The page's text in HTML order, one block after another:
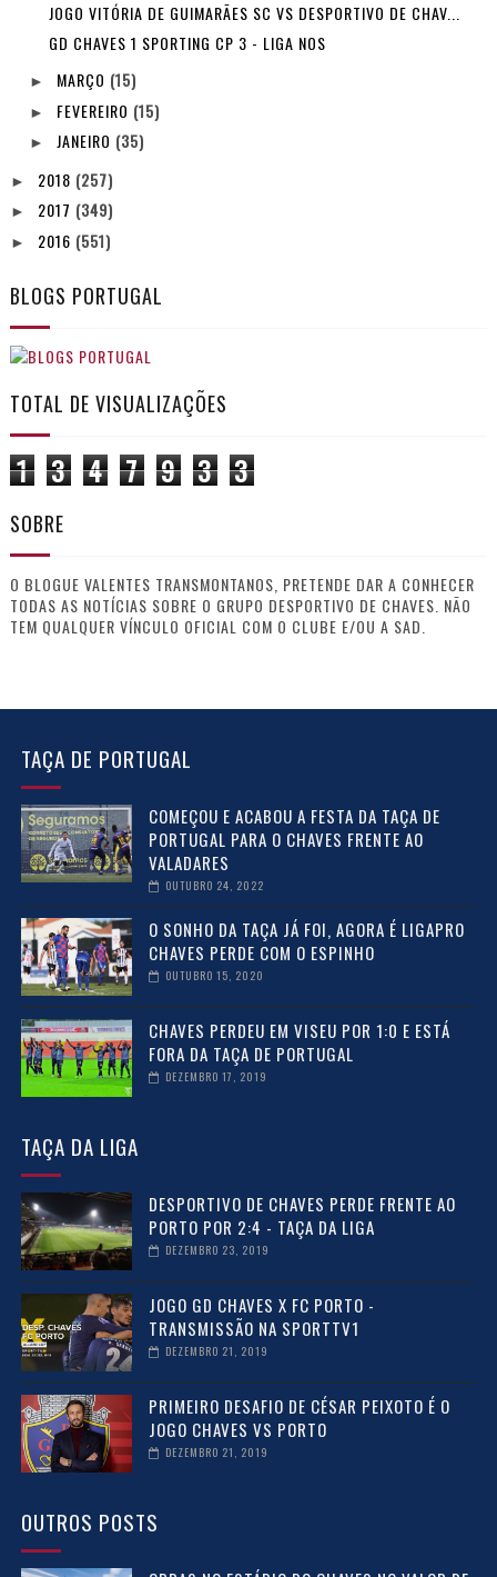
JOGO VITÓRIA DE GUIMARÃES SC VS DESPORTIVO DE CHAV...
GD CHAVES 1 SPORTING CP 3 - LIGA NOS
► MARÇO (15)
► FEVEREIRO (15)
► JANEIRO (35)
► 2018 (257)
► 2017 (349)
► 2016 (551)
BLOGS PORTUGAL
TOTAL DE VISUALIZAÇÕES
1 3 4 7 9 3 3
SOBRE
O BLOGUE VALENTES TRANSMONTANOS, PRETENDE DAR A CONHECER
TODAS AS NOTÍCIAS SOBRE O GRUPO DESPORTIVO DE CHAVES. NÃO
TEM QUALQUER VÍNCULO OFICIAL COM O CLUBE E/OU A SAD.
TAÇA DE PORTUGAL
COMEÇOU E ACABOU A FESTA DA TAÇA DE
PORTUGAL PARA O CHAVES FRENTE AO
VALADARES
OUTUBRO 24, 2022
O SONHO DA TAÇA JÁ FOI, AGORA É LIGAPRO
CHAVES PERDE COM O ESPINHO
OUTUBRO 15, 2020
CHAVES PERDEU EM VISEU POR 1:0 E ESTÁ
FORA DA TAÇA DE PORTUGAL
DEZEMBRO 17, 2019
TAÇA DA LIGA
DESPORTIVO DE CHAVES PERDE FRENTE AO
PORTO POR 2:4 - TAÇA DA LIGA
DEZEMBRO 23, 2019
JOGO GD CHAVES X FC PORTO -
TRANSMISSÃO NA SPORTTV1
DEZEMBRO 21, 2019
PRIMEIRO DESAFIO DE CÉSAR PEIXOTO É O
JOGO CHAVES VS PORTO
DEZEMBRO 21, 2019
OUTROS POSTS